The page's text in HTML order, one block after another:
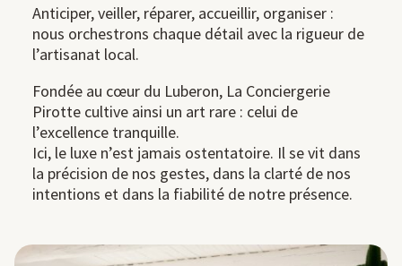
Anticiper, veiller, réparer, accueillir, organiser :
nous orchestrons chaque détail avec la rigueur de
l’artisanat local.
Fondée au cœur du Luberon, La Conciergerie
Pirotte cultive ainsi un art rare : celui de
l’excellence tranquille.
Ici, le luxe n’est jamais ostentatoire. Il se vit dans
la précision de nos gestes, dans la clarté de nos
intentions et dans la fiabilité de notre présence.